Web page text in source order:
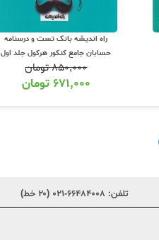
راه اندیشه بانک تست و درسنامه
حسابان جامع کنکور هرکول جلد اول
۸۵۰,۰۰۰تومان
۶۷۱,۰۰۰ تومان
تلفن: ۶۶۴۸۴۰۰۸-۰۲۱ (۲۰ خط)